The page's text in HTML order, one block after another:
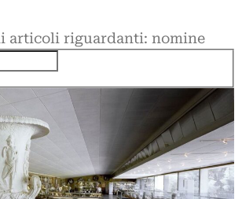
articoli riguardanti: nomine